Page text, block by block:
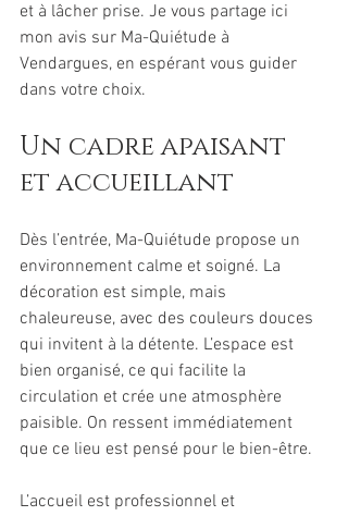
et à lâcher prise. Je vous partage ici
mon avis sur Ma-Quiétude à
Vendargues, en espérant vous guider
dans votre choix.
Un cadre apaisant
et accueillant
Dès l’entrée, Ma-Quiétude propose un
environnement calme et soigné. La
décoration est simple, mais
chaleureuse, avec des couleurs douces
qui invitent à la détente. L’espace est
bien organisé, ce qui facilite la
circulation et crée une atmosphère
paisible. On ressent immédiatement
que ce lieu est pensé pour le bien-être.
L’accueil est professionnel et